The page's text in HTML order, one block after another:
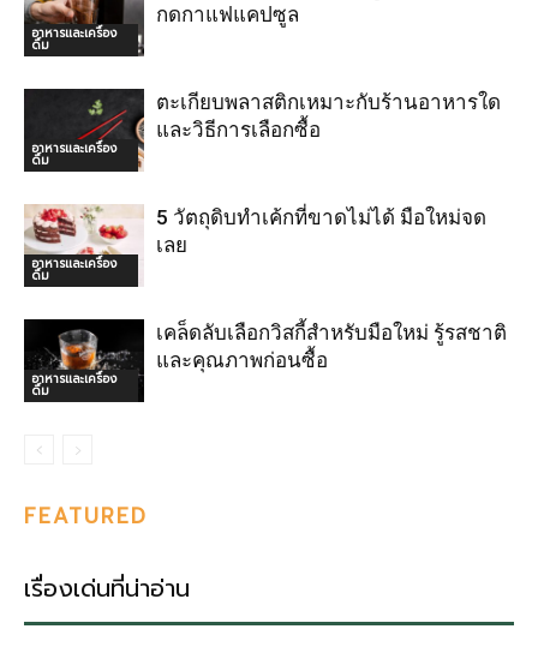
อาหารและเครื่อง
ดื่ม
กดกาแฟแคปซูล
อาหารและเครื่อง
ดื่ม
ตะเกียบพลาสติกเหมาะกับร้านอาหารใด
และวิธีการเลือกซื้อ
อาหารและเครื่อง
ดื่ม
5 วัตถุดิบทำเค้กที่ขาดไม่ได้ มือใหม่จด
เลย
อาหารและเครื่อง
ดื่ม
เคล็ดลับเลือกวิสกี้สำหรับมือใหม่ รู้รสชาติ
และคุณภาพก่อนซื้อ
FEATURED
เรื่องเด่นที่น่าอ่าน